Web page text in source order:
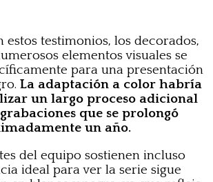
estos testimonios, los decorados,
elementos visuales se
para una presentación
La adaptación a color habría
un largo proceso adicional
que se prolongó
un año.
del equipo sostienen incluso
ideal para ver la serie sigue